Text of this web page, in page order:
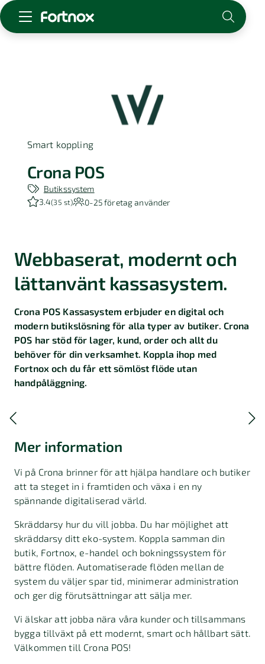
För redovisningsbyrån
Kunskap & inspiration
Logga in
Om Fortnox
Karriär
Kontakt
Smart koppling
Crona POS
Butikssystem
3.4(35 st) 0-25företag använder
Webbaserat, modernt och
lättanvänt kassasystem.
Crona POS Kassasystem erbjuder en digital och
modern butikslösning för alla typer av butiker. Crona
POS har stöd för lager, kund, order och allt du
behöver för din verksamhet. Koppla ihop med
Fortnox och du får ett sömlöst flöde utan
handpåläggning.
Mer information
Vi på Crona brinner för att hjälpa handlare och butiker
att ta steget in i framtiden och växa i en ny
spännande digitaliserad värld.
Skräddarsy hur du vill jobba. Du har möjlighet att
skräddarsy ditt eko-system. Koppla samman din
butik, Fortnox, e-handel och bokningssystem för
bättre flöden. Automatiserade flöden mellan de
system du väljer spar tid, minimerar administration
och ger dig förutsättningar att sälja mer.
Vi älskar att jobba nära våra kunder och tillsammans
bygga tillväxt på ett modernt, smart och hållbart sätt.
Välkommen till Crona POS!